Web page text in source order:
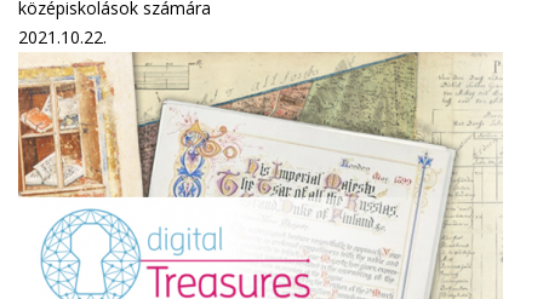
középiskolások számára
2021.10.22.